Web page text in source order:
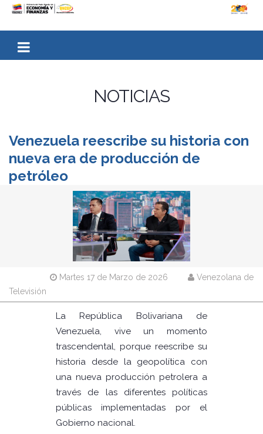
NOTICIAS
Venezuela reescribe su historia con
nueva era de producción de
petróleo
Martes 17 de Marzo de 2026
Venezolana de
Televisión
La República Bolivariana de
Venezuela, vive un momento
trascendental, porque reescribe su
historia desde la geopolítica con
una nueva producción petrolera a
través de las diferentes políticas
públicas implementadas por el
Gobierno nacional.